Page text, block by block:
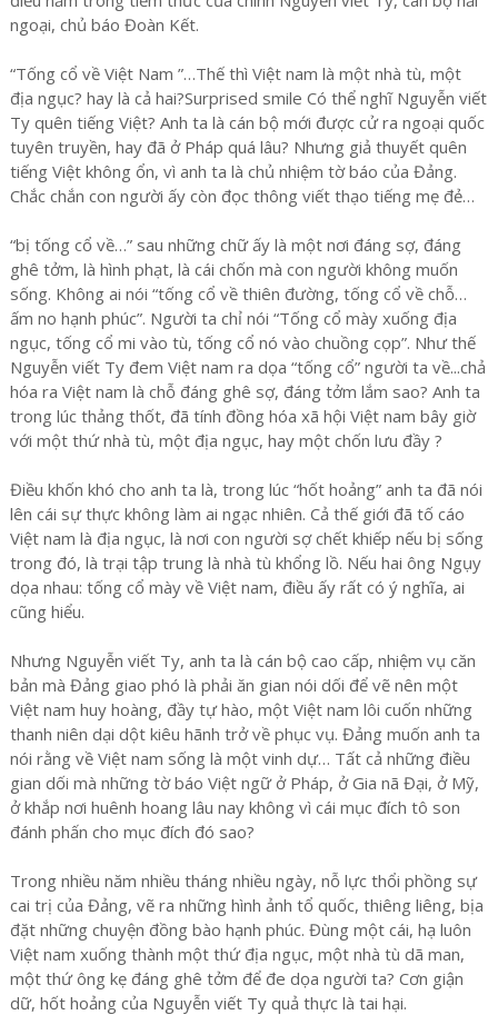
ngoại, chủ báo Đoàn Kết.
“Tống cổ về Việt Nam ”…Thế thì Việt nam là một nhà tù, một
địa ngục? hay là cả hai?Surprised smile Có thể nghĩ Nguyễn viết
Ty quên tiếng Việt? Anh ta là cán bộ mới được cử ra ngoại quốc
tuyên truyền, hay đã ở Pháp quá lâu? Nhưng giả thuyết quên
tiếng Việt không ổn, vì anh ta là chủ nhiệm tờ báo của Đảng.
Chắc chắn con người ấy còn đọc thông viết thạo tiếng mẹ đẻ…
“bị tống cổ về…” sau những chữ ấy là một nơi đáng sợ, đáng
ghê tởm, là hình phạt, là cái chốn mà con người không muốn
sống. Không ai nói “tống cổ về thiên đường, tống cổ về chỗ…
ấm no hạnh phúc”. Người ta chỉ nói “Tống cổ mày xuống địa
ngục, tống cổ mi vào tù, tống cổ nó vào chuồng cọp”. Như thế
Nguyễn viết Ty đem Việt nam ra dọa “tống cổ” người ta về...chả
hóa ra Việt nam là chỗ đáng ghê sợ, đáng tởm lắm sao? Anh ta
trong lúc thảng thốt, đã tính đồng hóa xã hội Việt nam bây giờ
với một thứ nhà tù, một địa ngục, hay một chốn lưu đầy ?
Điều khốn khó cho anh ta là, trong lúc “hốt hoảng” anh ta đã nói
lên cái sự thực không làm ai ngạc nhiên. Cả thế giới đã tố cáo
Việt nam là địa ngục, là nơi con người sợ chết khiếp nếu bị sống
trong đó, là trại tập trung là nhà tù khổng lồ. Nếu hai ông Ngụy
dọa nhau: tống cổ mày về Việt nam, điều ấy rất có ý nghĩa, ai
cũng hiểu.
Nhưng Nguyễn viết Ty, anh ta là cán bộ cao cấp, nhiệm vụ căn
bản mà Đảng giao phó là phải ăn gian nói dối để vẽ nên một
Việt nam huy hoàng, đầy tự hào, một Việt nam lôi cuốn những
thanh niên dại dột kiêu hãnh trở về phục vụ. Đảng muốn anh ta
nói rằng về Việt nam sống là một vinh dự… Tất cả những điều
gian dối mà những tờ báo Việt ngữ ở Pháp, ở Gia nã Đại, ở Mỹ,
ở khắp nơi huênh hoang lâu nay không vì cái mục đích tô son
đánh phấn cho mục đích đó sao?
Trong nhiều năm nhiều tháng nhiều ngày, nỗ lực thổi phồng sự
cai trị của Đảng, vẽ ra những hình ảnh tổ quốc, thiêng liêng, bịa
đặt những chuyện đồng bào hạnh phúc. Đùng một cái, hạ luôn
Việt nam xuống thành một thứ địa ngục, một nhà tù dã man,
một thứ ông kẹ đáng ghê tởm để đe dọa người ta? Cơn giận
dữ, hốt hoảng của Nguyễn viết Ty quả thực là tai hại.